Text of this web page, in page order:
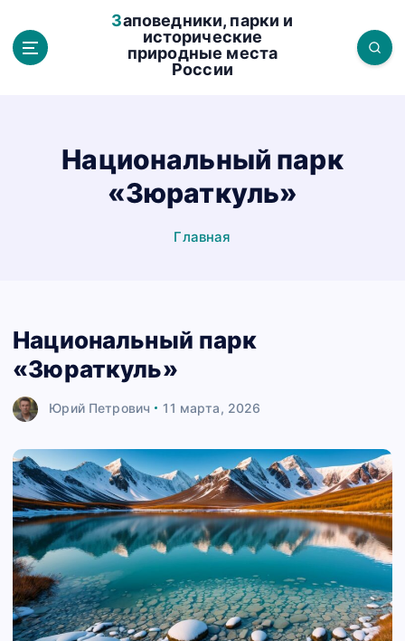
Заповедники, парки и
исторические
природные места
России
Национальный парк
«Зюраткуль»
Главная
Национальный парк
«Зюраткуль»
Юрий Петрович 11 марта, 2026